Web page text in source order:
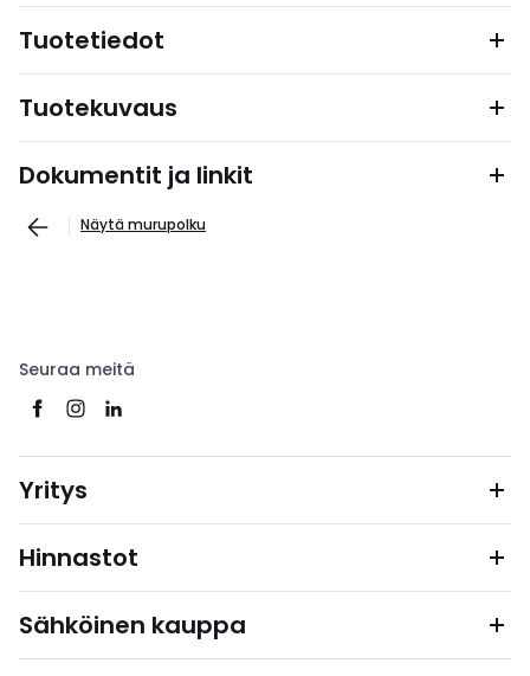
Tuotetiedot
Tuotekuvaus
Dokumentit ja linkit
Näytä murupolku
Seuraa meitä
Yritys
Hinnastot
Sähköinen kauppa